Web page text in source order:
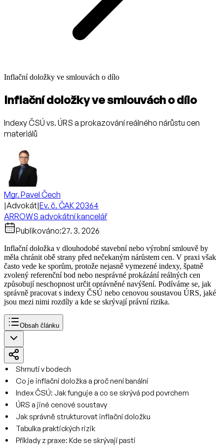
Inflační doložky ve smlouvách o dílo
Inflační doložky ve smlouvách o dílo
Indexy ČSÚ vs. ÚRS a prokazování reálného nárůstu cen
materiálů
Mgr. Pavel Čech
|Advokát|Ev. č. ČAK 20364
ARROWS advokátní kancelář
Publikováno:27. 3. 2026
Inflační doložka v dlouhodobé stavební nebo výrobní smlouvě by
měla chránit obě strany před nečekaným nárůstem cen. V praxi však
často vede ke sporům, protože nejasně vymezené indexy, špatně
zvolený referenční bod nebo nesprávné prokázání reálných cen
způsobují neschopnost určit oprávněné navýšení. Podíváme se, jak
správně pracovat s indexy ČSÚ nebo cenovou soustavou ÚRS, jaké
jsou mezi nimi rozdíly a kde se skrývají právní rizika.
Obsah článku
Shrnutí v bodech
Co je inflační doložka a proč není banální
Index ČSÚ: Jak funguje a co se skrývá pod povrchem
ÚRS a jiné cenové soustavy
Jak správně strukturovat inflační doložku
Tabulka praktických rizik
Příklady z praxe: Kde se skrývají pasti